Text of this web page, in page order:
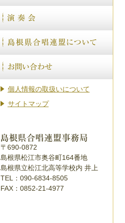
個人情報の取扱いについて
サイトマップ
〒690-0872
島根県松江市奥谷町164番地
島根県立松江北高等学校内 井上
TEL：090-6834-8505
FAX：0852-21-4977